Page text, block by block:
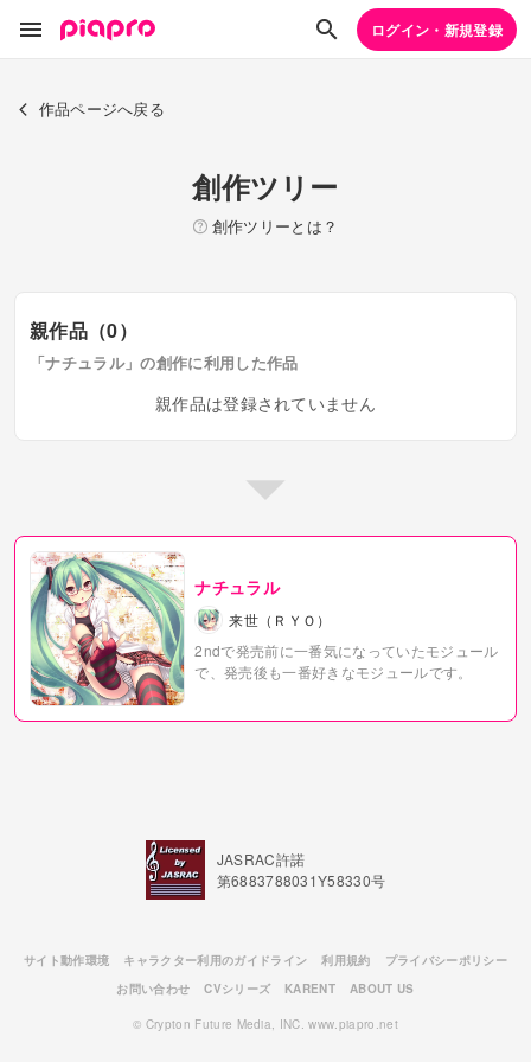
ログイン・新規登録
作品ページへ戻る
創作ツリー
創作ツリーとは？
親作品（0）
「ナチュラル」の創作に利用した作品
親作品は登録されていません
ナチュラル
来世（ＲＹＯ）
2ndで発売前に一番気になっていたモジュール
で、発売後も一番好きなモジュールです。
JASRAC許諾
第6883788031Y58330号
サイト動作環境 キャラクター利用のガイドライン 利用規約
プライバシーポリシー
お問い合わせ
CVシリーズ KARENT ABOUT US
© Crypton Future Media, INC. www.piapro.net